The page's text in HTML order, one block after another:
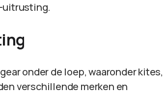
uitrusting.
onder de loep, waaronder kites,
verschillende merken en